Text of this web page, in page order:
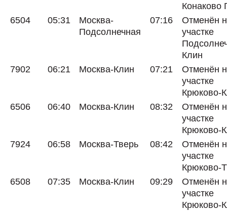
Конаково
6504
05:31
Москва-
Подсолнечная
07:16
Отменён
участке
Клин
7902
06:21 Москва-Клин 07:21
Отменён
участке
Крюково-
6506
06:40 Москва-Клин 08:32
Отменён
участке
Крюково-
7924
06:58 Москва-Тверь 08:42
Отменён
участке
Крюково-
6508
07:35 Москва-Клин 09:29
Отменён
участке
Крюково-